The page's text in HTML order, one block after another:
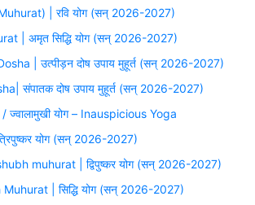
| रवि योग (सन् 2026-2027)
| अमृत सिद्धि योग (सन् 2026-2027)
| उत्पीड़न दोष उपाय मुहूर्त (सन् 2026-2027)
संपातक दोष उपाय मुहूर्त (सन् 2026-2027)
योग – Inauspicious Yoga
योग (सन् 2026-2027)
muhurat | द्विपुष्कर योग (सन् 2026-2027)
| सिद्धि योग (सन् 2026-2027)